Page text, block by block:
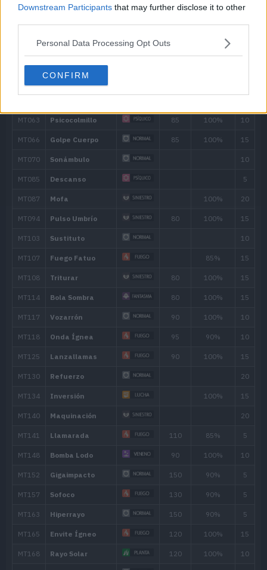
Downstream Participants that may further disclose it to other
Personal Data Processing Opt Outs
CONFIRM
16 Mordisco 60
20 Calcinación
26 Paliza
30 Colmillo Ígneo 65
35 Tormento
45 Juego Sucio 95
56 Triturar 80
62 Infierno 100
Movimiento Tipo Poder
Golpe Bajo
Mismo Destino
Rencor
Inversión
Giro Fuego 35